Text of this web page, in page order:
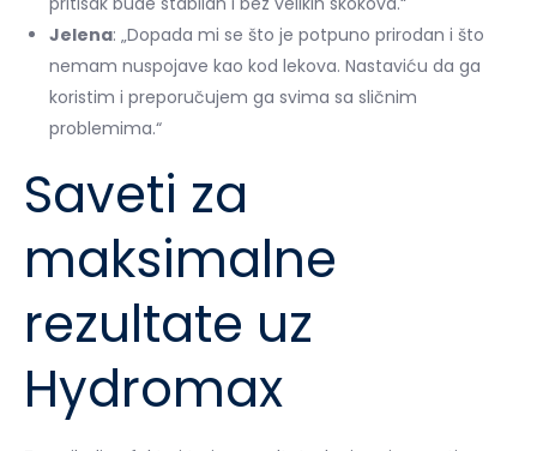
Jelena: „Dopada mi se što je potpuno prirodan i što
nemam nuspojave kao kod lekova. Nastaviću da ga
koristim i preporučujem ga svima sa sličnim
problemima.“
Saveti za
maksimalne
rezultate uz
Hydromax